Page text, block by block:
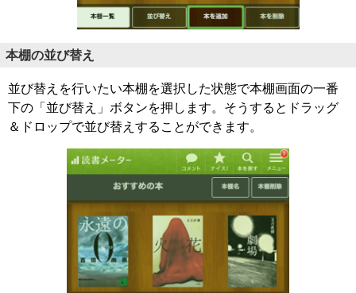
本棚の並び替え
並び替えを行いたい本棚を選択した状態で本棚画面の一番
下の「並び替え」ボタンを押します。そうするとドラッグ
＆ドロップで並び替えすることができます。